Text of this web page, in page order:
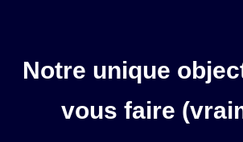
Notre unique
vous faire